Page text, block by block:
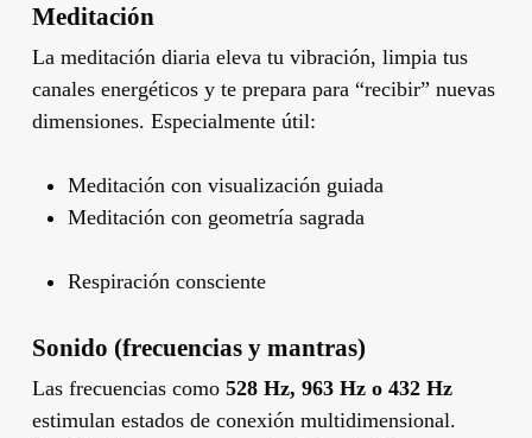
Meditación
La meditación diaria eleva tu vibración, limpia tus
canales energéticos y te prepara para “recibir” nuevas
dimensiones. Especialmente útil:
Meditación con visualización guiada
Meditación con geometría sagrada
Respiración consciente
Sonido (frecuencias y mantras)
Las frecuencias como 528 Hz, 963 Hz o 432 Hz
estimulan estados de conexión multidimensional.